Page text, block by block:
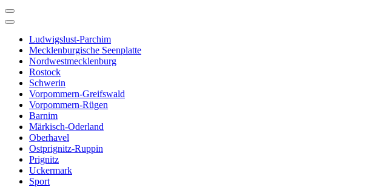
Ludwigslust-Parchim
Mecklenburgische Seenplatte
Nordwestmecklenburg
Rostock
Schwerin
Vorpommern-Greifswald
Vorpommern-Rügen
Barnim
Märkisch-Oderland
Oberhavel
Ostprignitz-Ruppin
Prignitz
Uckermark
Sport